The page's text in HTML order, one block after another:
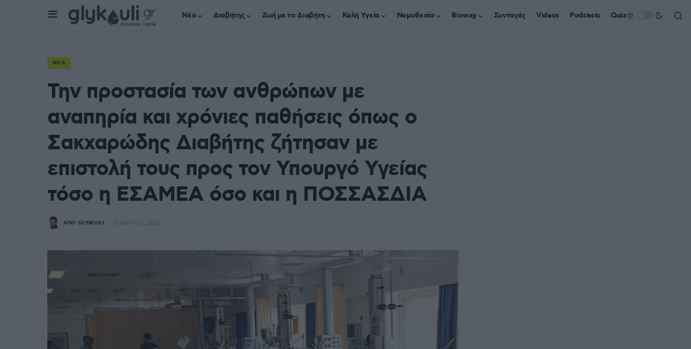
Νέα Διαβήτης Ζωή με το Διαβήτη Καλή Υγεία Νομοθεσία Bioway Συνταγές Videos Podcasts Quiz
ΝΈΑ
Την προστασία των ανθρώπων με
αναπηρία και χρόνιες παθήσεις όπως ο
Σακχαρώδης Διαβήτης ζήτησαν με
επιστολή τους προς τον Υπουργό Υγείας
τόσο η ΕΣΑΜΕΑ όσο και η ΠΟΣΣΑΣΔΙΑ
ΑΠΌ GLYKOULI 10 ΜΑΡΤΊΟΥ, 2020